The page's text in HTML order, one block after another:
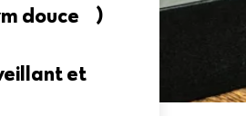
douce …)
et